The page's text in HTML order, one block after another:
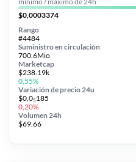
$0,0003374
Suministro en circulación
700.6Mio
Variación de precio 24u
$0,0₅185
0,20%
Marketcap
$238.19k
0,55%
Volumen 24h
$69.66
Rango
#4484